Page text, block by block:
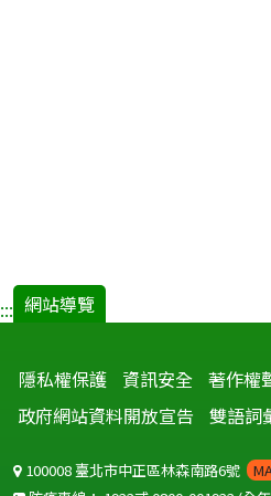
::: 網站導覽
隱私權保護 資訊安全 著作權
政府網站資料開放宣告
雙語詞
100008 臺北市中正區林森南路6號